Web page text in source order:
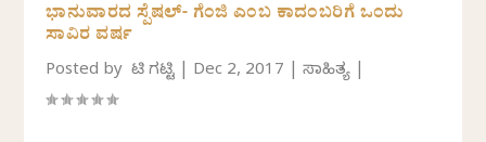
ಭಾನುವಾರದ ಸ್ಪೆಷಲ್- ಗೆಂಜಿ ಎಂಬ ಕಾದಂಬರಿಗೆ ಒಂದು
ಸಾವಿರ ವರ್ಷ
Posted by ಕೆ ಟಿ ಗಟ್ಟಿ Dec 2, 2017 |ಸಾಹಿತ್ಯ